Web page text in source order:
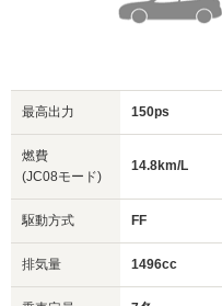
最高出力 150ps
燃費
(JC08モード)
14.8km/L
駆動方式 FF
排気量 1496cc